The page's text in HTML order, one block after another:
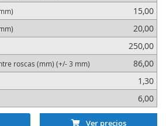
15,00
20,00
250,00
roscas (mm) (+/- 3 mm)
86,00
1,30
6,00
Ver precios